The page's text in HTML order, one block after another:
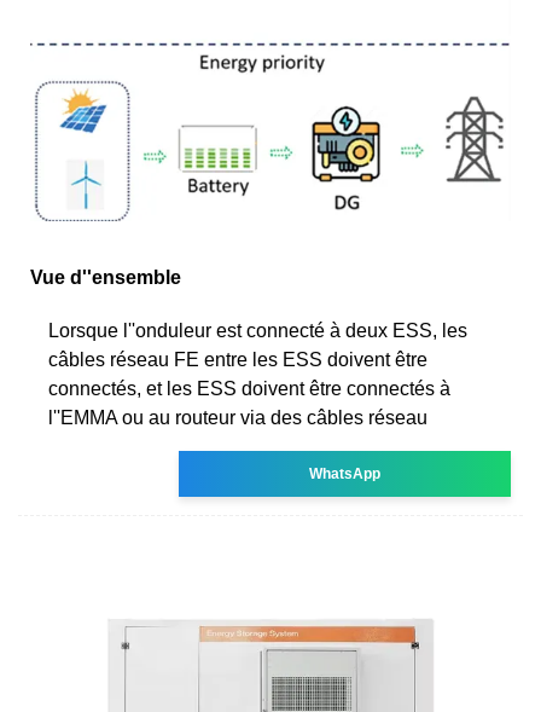
Vue d''ensemble
Lorsque l''onduleur est connecté à deux ESS, les
câbles réseau FE entre les ESS doivent être
connectés, et les ESS doivent être connectés à
l''EMMA ou au routeur via des câbles réseau
WhatsApp